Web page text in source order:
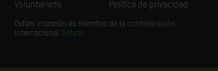
Voluntariado
Política de privacidad
Oxfam Intermón es miembro de la confederación
internacional Oxfam.